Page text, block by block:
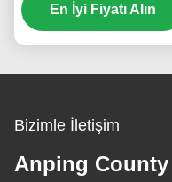
Metre Genişlik
En İyi Fiyatı Alın
Bizimle İletişim
Anping